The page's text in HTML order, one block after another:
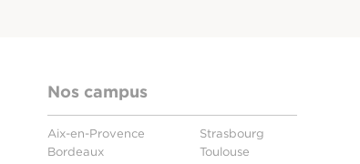
Nos campus
Aix-en-Provence
Bordeaux
Strasbourg
Toulouse